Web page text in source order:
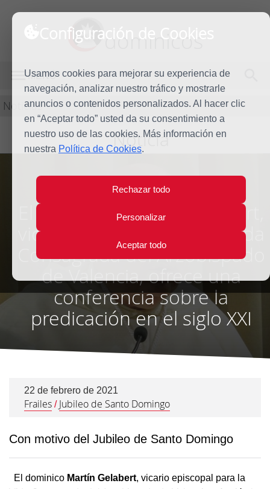
Configuración de Cookies
Usamos cookies para mejorar su experiencia de
navegación, analizar nuestro tráfico y mostrarle
anuncios o contenidos personalizados. Al hacer clic
en “Aceptar todo” usted da su consentimiento a
nuestro uso de las cookies. Más información en
nuestra Política de Cookies.
Rechazar todo
Personalizar
Aceptar todo
dominicos
MENÚ
Noticias
Noticia
El dominico Martín Gelabert,
vicario episcopal para la Vida
Consagrada del Arzobispado
de Valencia, ofrece una
conferencia sobre la
predicación en el siglo XXI
22 de febrero de 2021
Frailes / Jubileo de Santo Domingo
Con motivo del Jubileo de Santo Domingo
El dominico Martín Gelabert, vicario episcopal para la